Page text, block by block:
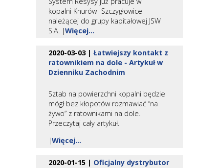
kopalni Knurów- Szczygłowice
należącej do grupy kapitałowej JSW
S.A. |Więcej...
2020-03-03 | Łatwiejszy kontakt z
ratownikiem na dole - Artykuł w
Dzienniku Zachodnim
Sztab na powierzchni kopalni będzie
mógł bez kłopotów rozmawiać “na
żywo” z ratownikami na dole.
Przeczytaj cały artykuł.
|Więcej...
2020-01-15 | Oficjalny dystrybutor